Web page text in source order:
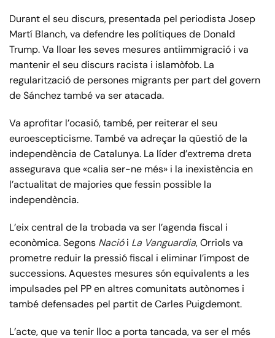
Durant el seu discurs, presentada pel periodista Josep
Martí Blanch, va defendre les polítiques de Donald
Trump. Va lloar les seves mesures antiimmigració i va
mantenir el seu discurs racista i islamòfob. La
regularització de persones migrants per part del govern
de Sánchez també va ser atacada.
Va aprofitar l’ocasió, també, per reiterar el seu
euroescepticisme. També va adreçar la qüestió de la
independència de Catalunya. La líder d’extrema dreta
assegurava que «calia ser-ne més» i la inexistència en
l’actualitat de majories que fessin possible la
independència.
L’eix central de la trobada va ser l’agenda fiscal i
econòmica. Segons Naciói La Vanguardia, Orriols va
prometre reduir la pressió fiscal i eliminar l’impost de
successions. Aquestes mesures són equivalents a les
impulsades pel PP en altres comunitats autònomes i
també defensades pel partit de Carles Puigdemont.
L’acte, que va tenir lloc a porta tancada, va ser el més